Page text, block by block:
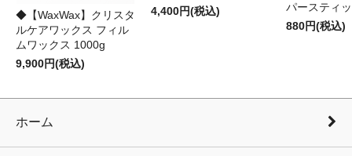
◆【WaxWax】クリスタ
ルケアワックス フィル
ムワックス 1000g
9,900円(税込)
4,400円(税込)
パースティ
880円(税込)
ホーム